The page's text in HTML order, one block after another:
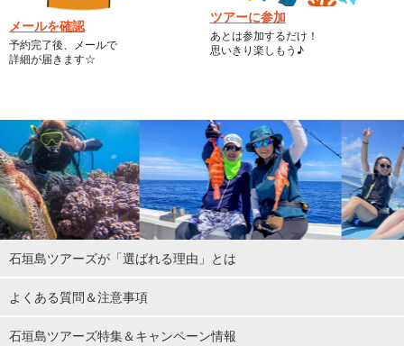
メールを確認
予約完了後、メールで
詳細が届きます☆
ツアーに参加
あとは参加するだけ！
思いきり楽しもう♪
石垣島ツアーズが「選ばれる理由」とは
よくある質問＆注意事項
石垣島ツアーズ特集＆キャンペーン情報